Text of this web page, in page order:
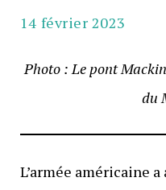
14 février 2023
Photo : Le pont
du
L’armée américaine